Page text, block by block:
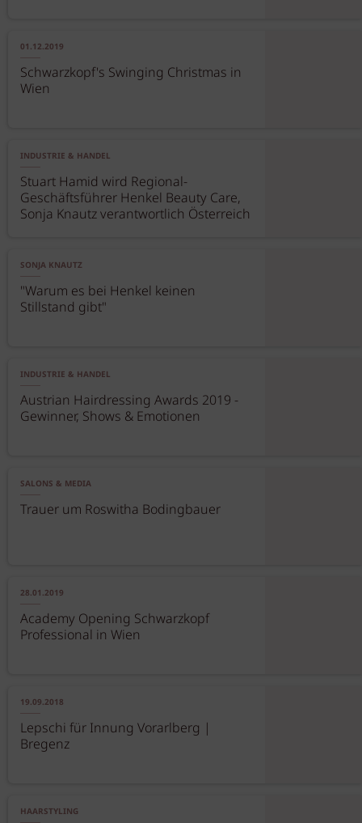
01.12.2019
Schwarzkopf's Swinging Christmas in
Wien
INDUSTRIE & HANDEL
Stuart Hamid wird Regional-
Geschäftsführer Henkel Beauty Care,
Sonja Knautz verantwortlich Österreich
SONJA KNAUTZ
"Warum es bei Henkel keinen
Stillstand gibt"
INDUSTRIE & HANDEL
Austrian Hairdressing Awards 2019 -
Gewinner, Shows & Emotionen
SALONS & MEDIA
Trauer um Roswitha Bodingbauer
28.01.2019
Academy Opening Schwarzkopf
Professional in Wien
19.09.2018
Lepschi für Innung Vorarlberg |
Bregenz
HAARSTYLING